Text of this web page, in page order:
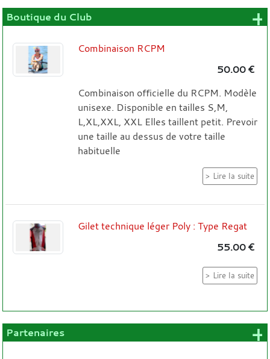
Boutique du Club
Combinaison RCPM
50.00 €
Combinaison officielle du RCPM. Modèle
unisexe. Disponible en tailles S,M,
L,XL,XXL, XXL Elles taillent petit. Prevoir
une taille au dessus de votre taille
habituelle
Lire la suite
Gilet technique léger Poly : Type Regat
55.00 €
Lire la suite
Partenaires